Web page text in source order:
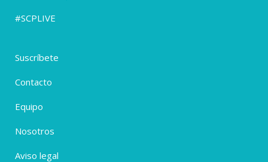
#SCPLIVE
Suscríbete
Contacto
Equipo
Nosotros
Aviso legal